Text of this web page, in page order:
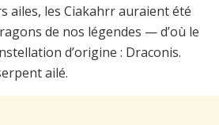
ailes, les Ciakahrr auraient été
de nos légendes — d’où le
d’origine : Draconis.
ailé.